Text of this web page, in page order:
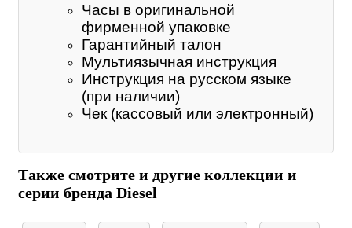
Часы в оригинальной
фирменной упаковке
Гарантийный талон
Мультиязычная инструкция
Инструкция на русском языке
(при наличии)
Чек (кассовый или электронный)
Также смотрите и другие коллекции и
серии бренда Diesel